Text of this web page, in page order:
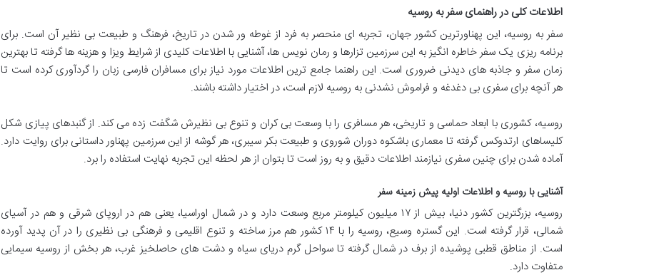
اطلاعات کلی در راهنمای سفر به روسیه
سفر به روسیه، این پهناورترین کشور جهان، تجربه ای منحصر به فرد از غوطه ور شدن در تاریخ، فرهنگ و طبیعت بی نظیر آن است. برای
برنامه ریزی یک سفر خاطره انگیز به این سرزمین تزارها و رمان نویس ها، آشنایی با اطلاعات کلیدی از شرایط ویزا و هزینه ها گرفته تا بهترین
زمان سفر و جاذبه های دیدنی ضروری است. این راهنما جامع ترین اطلاعات مورد نیاز برای مسافران فارسی زبان را گردآوری کرده است تا
هر آنچه برای سفری بی دغدغه و فراموش نشدنی به روسیه لازم است، در اختیار داشته باشند.
روسیه، کشوری با ابعاد حماسی و تاریخی، هر مسافری را با وسعت بی کران و تنوع بی نظیرش شگفت زده می کند. از گنبدهای پیازی شکل
کلیساهای ارتدوکس گرفته تا معماری باشکوه دوران شوروی و طبیعت بکر سیبری، هر گوشه از این سرزمین پهناور داستانی برای روایت دارد.
آماده شدن برای چنین سفری نیازمند اطلاعات دقیق و به روز است تا بتوان از هر لحظه این تجربه نهایت استفاده را برد.
آشنایی با روسیه و اطلاعات اولیه پیش زمینه سفر
روسیه، بزرگترین کشور دنیا، بیش از ۱۷ میلیون کیلومتر مربع وسعت دارد و در شمال اوراسیا، یعنی هم در اروپای شرقی و هم در آسیای
شمالی، قرار گرفته است. این گستره وسیع، روسیه را با ۱۴ کشور هم مرز ساخته و تنوع اقلیمی و فرهنگی بی نظیری را در آن پدید آورده
است. از مناطق قطبی پوشیده از برف در شمال گرفته تا سواحل گرم دریای سیاه و دشت های حاصلخیز غرب، هر بخش از روسیه سیمایی
متفاوت دارد.